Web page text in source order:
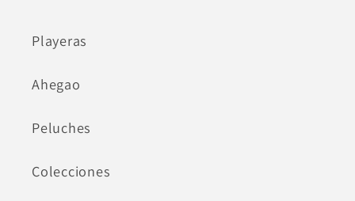
Playeras
Ahegao
Peluches
Colecciones